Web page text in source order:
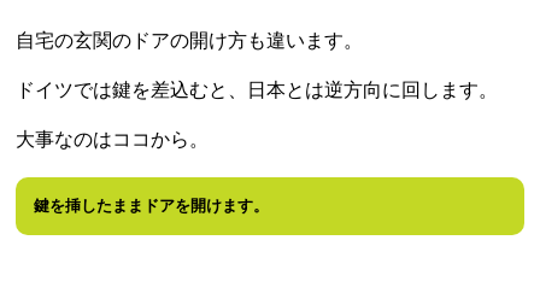
自宅の玄関のドアの開け方も違います。
ドイツでは鍵を差込むと、日本とは逆方向に回します。
大事なのはココから。
鍵を挿したままドアを開けます。